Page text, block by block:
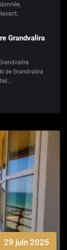
,
,
Grandvalira
de Grandvalira
29 juin 2025